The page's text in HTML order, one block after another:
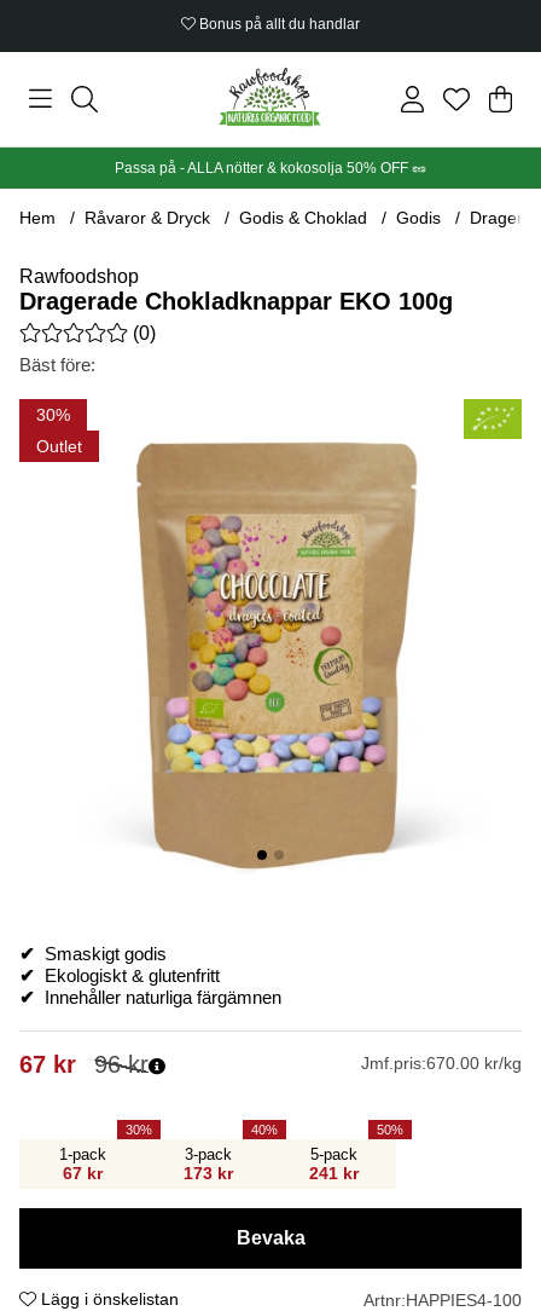
Bonus på allt du handlar
Din
.
Passa på - ALLA nötter & kokosolja 50% OFF 🥜
Hem Råvaror & Dryck Godis & Choklad Godis
Rawfoodshop
Dragerade Chokladknappar EKO 100g
Medelbetyg 0 av 5 Antal betyg 0
(0)
Bäst före:
30
Outlet
Produktbilder Dragerade Chokladknappar EKO 100g
✔ Smaskigt godis
✔
Ekologiskt & glutenfritt
✔
Innehåller naturliga färgämnen
96kr
67 kr Jmf.pris:670.00 kr/kg
1-pack
67 kr
30
3-pack
173 kr
40
5-pack
241 kr
50
Bevaka
Lägg i önskelistan Artnr:HAPPIES4-100